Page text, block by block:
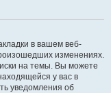
в вашем веб-
изменениях.
на темы. Вы можете
у вас в
уведомления об